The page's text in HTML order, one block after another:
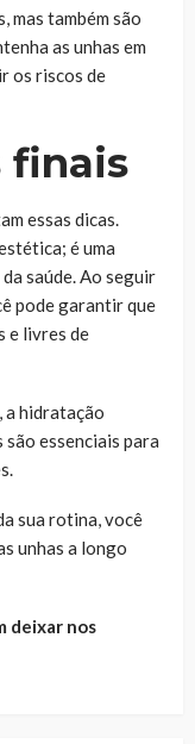
mas também são
as unhas em
os riscos de
finais
essas dicas.
é uma
saúde. Ao seguir
pode garantir que
e livres de
a hidratação
essenciais para
sua rotina, você
unhas a longo
deixar nos